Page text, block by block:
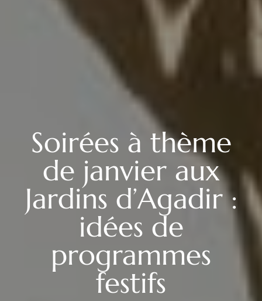
Soirées à thème
de janvier aux
Jardins d’Agadir :
idées de
programmes
festifs